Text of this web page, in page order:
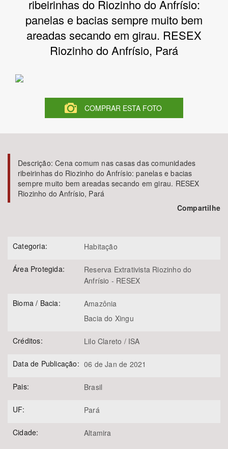
Bioma / Bacia
Subtema
Área de Levantamento
BUSCAR
ribeirinhas do Riozinho do Anfrísio:
panelas e bacias sempre muito bem
areadas secando em girau. RESEX
Riozinho do Anfrísio, Pará
COMPRAR ESTA FOTO
Descrição:Cena comum nas casas das comunidades
ribeirinhas do Riozinho do Anfrísio: panelas e bacias
sempre muito bem areadas secando em girau. RESEX
Riozinho do Anfrísio, Pará
Compartilhe
Categoria: Habitação
Área Protegida:
Reserva Extrativista Riozinho do
Anfrísio - RESEX
Bioma / Bacia:
Amazônia
Bacia do Xingu
Créditos: Lilo Clareto / ISA
Data de Publicação: 06 de Jan de 2021
Pais: Brasil
UF: Pará
Cidade: Altamira